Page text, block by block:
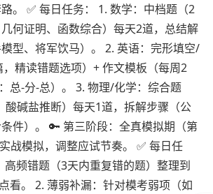
。 ✅ 每日任务： 1. 数学：中档题（2
何证明、函数综合）每天2道，总结解
型、将军饮马）。 2. 英语：完形填空/
精读错题选项）+ 作文模板（每周2
总-分-总）。 3. 物理/化学：综合题
酸碱盐推断）每天1道，拆解步骤（公
件）。 🔑 第三阶段：全真模拟期（第
战模拟，调整应试节奏。 ✅ 每日任
高频错题（3天内重复错的题）整理到
看。 2. 薄弱补漏：针对模考弱项（如